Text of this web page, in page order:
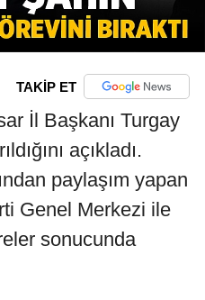
TAKİP ET
İl Başkanı Turgay
açıkladı.
paylaşım yapan
Genel Merkezi ile
sonucunda